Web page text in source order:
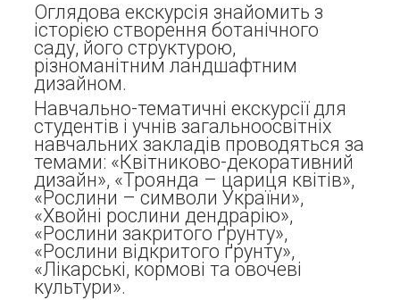
Оглядова екскурсія знайомить з
історією створення ботанічного
саду, його структурою,
різноманітним ландшафтним
дизайном.
Навчально-тематичні екскурсії для
студентів і учнів загальноосвітніх
навчальних закладів проводяться за
темами: «Квітниково-декоративний
дизайн», «Троянда – цариця квітів»,
«Рослини – символи України»,
«Хвойні рослини дендрарію»,
«Рослини закритого ґрунту»,
«Рослини відкритого ґрунту»,
«Лікарські, кормові та овочеві
культури».